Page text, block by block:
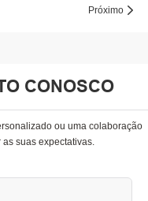
Próximo
CONOSCO
ou uma colaboração
suas expectativas.